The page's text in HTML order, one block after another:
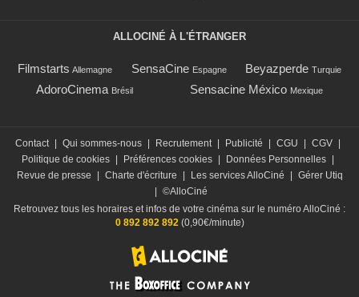
ALLOCINÉ À L'ÉTRANGER
Filmstarts Allemagne SensaCine Espagne Beyazperde Turquie
AdoroCinema Brésil Sensacine México Mexique
Contact Qui sommes-nous Recrutement Publicité CGU CGV
Politique de cookies
Préférences cookies Données Personnelles
Revue de presse
Charte d'écriture Les services AlloCiné
Gérer Utiq
©AlloCiné
Retrouvez tous les horaires et infos de votre cinéma sur le numéro AlloCiné :
0 892 892 892(0,90€/minute)